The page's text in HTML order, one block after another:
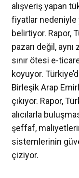
alışveriş yapan
fiyatlar nedeniyle
belirtiyor. Rapor,
pazarı değil,
sınır ötesi e-
koyuyor.
Birleşik Arap
çıkıyor. Rapor,
alıcılarla
şeffaf,
sistemlerinin
çiziyor.